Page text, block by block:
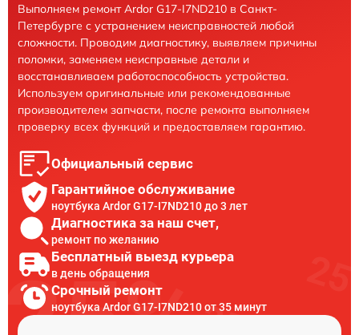
Выполняем ремонт Ardor G17-I7ND210 в Санкт-
Петербурге с устранением неисправностей любой
сложности. Проводим диагностику, выявляем причины
поломки, заменяем неисправные детали и
восстанавливаем работоспособность устройства.
Используем оригинальные или рекомендованные
производителем запчасти, после ремонта выполняем
проверку всех функций и предоставляем гарантию.
Официальный сервис
Гарантийное обслуживание
ноутбука Ardor G17-I7ND210 до 3 лет
Диагностика за наш счет,
ремонт по желанию
Бесплатный выезд курьера
в день обращения
Срочный ремонт
ноутбука Ardor G17-I7ND210 от 35 минут